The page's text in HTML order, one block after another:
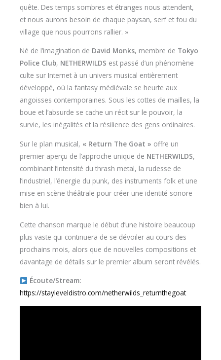
quête. Des temps sombres et étranges nous attendent,
et nous aurons besoin de chaque paysan, serf et fou du
village que nous pourrons rallier. »
Né de l’imagination de David Monks, membre de Tokyo
Police Club, NETHERWILDS est passé d’un phénomène
culte sur Internet à un univers musical entièrement
développé, où la fantasy médiévale se heurte aux
angoisses contemporaines. Sous les cottes de mailles, la
boue et l’absurde se cache un récit sur le pouvoir, la
survie, les inégalités et la résilience des gens ordinaires.
Sur le plan musical, « Return The Goat » offre un
premier aperçu de l’approche unique de NETHERWILDS,
combinant l’intensité du thrash metal, la rudesse de
l’industriel, l’énergie du punk, des instruments folk et une
mise en scène théâtrale pour créer une identité sonore
bien à lui.
Cette chanson marque le début d’une histoire beaucoup
plus vaste qui continuera de se dévoiler au cours des
prochains mois, alors que de nouvelles compositions et
davantage de détails sur le premier album seront révélés.
Écoute/Stream:
https://stayleveldistro.com/netherwilds_returnthegoat